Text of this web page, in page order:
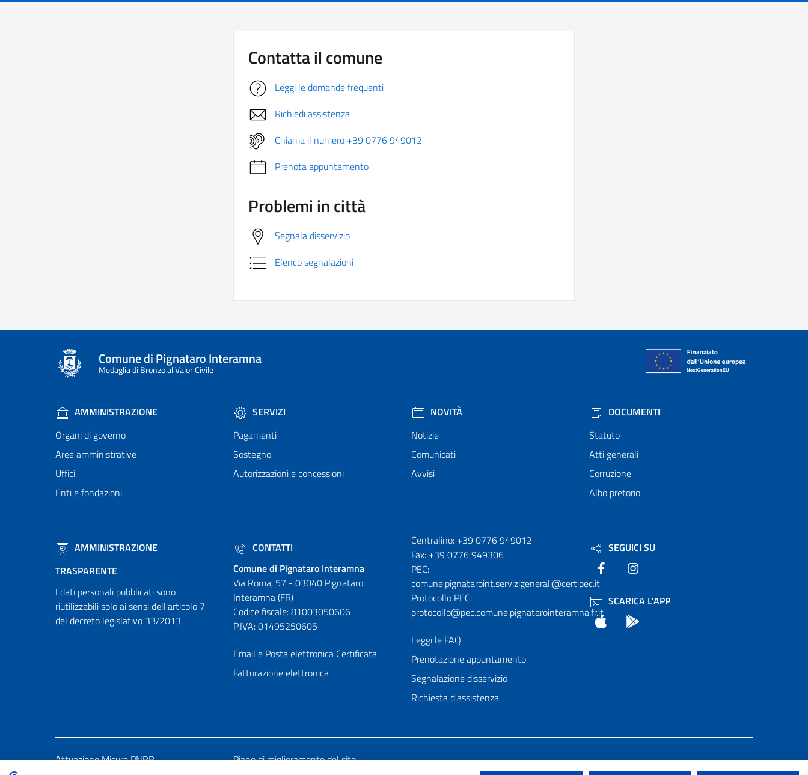
Contatta il comune
Leggi le domande frequenti
Richiedi assistenza
Chiama il numero +39 0776 949012
Prenota appuntamento
Problemi in città
Segnala disservizio
Elenco segnalazioni
Comune di Pignataro Interamna
Medaglia di Bronzo al Valor Civile
AMMINISTRAZIONE
Organi di governo
Aree amministrative
Uffici
Enti e fondazioni
SERVIZI
Pagamenti
Sostegno
Autorizzazioni e concessioni
NOVITÀ
Notizie
Comunicati
Avvisi
DOCUMENTI
Statuto
Atti generali
Corruzione
Albo pretorio
AMMINISTRAZIONE
TRASPARENTE
I dati personali pubblicati sono
riutilizzabili solo ai sensi dell'articolo 7
del decreto legislativo 33/2013
CONTATTI
Comune di Pignataro Interamna
Via Roma, 57 - 03040 Pignataro
Interamna (FR)
Codice fiscale: 81003050606
P.IVA: 01495250605
Email e Posta elettronica Certificata
Fatturazione elettronica
Numeri utili
Centralino: +39 0776 949012
Fax: +39 0776 949306
PEC:
comune.pignataroint.servizigenerali@certipec.it
Protocollo PEC:
protocollo@pec.comune.pignatarointeramna.fr.it
Leggi le FAQ
Prenotazione appuntamento
Segnalazione disservizio
Richiesta d'assistenza
SEGUICI SU
Facebook
SCARICA L'APP
App Store
Attuazione Misure PNRR Piano di miglioramento del sito